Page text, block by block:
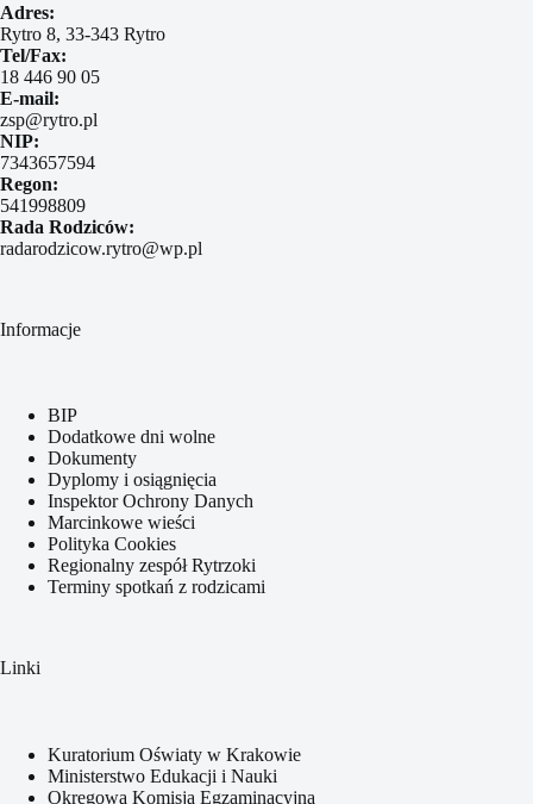
Adres:
Rytro 8, 33-343 Rytro
Tel/Fax:
18 446 90 05
E-mail:
zsp@rytro.pl
NIP:
7343657594
Regon:
541998809
Rada Rodziców:
radarodzicow.rytro@wp.pl
Informacje
BIP
Dodatkowe dni wolne
Dokumenty
Dyplomy i osiągnięcia
Inspektor Ochrony Danych
Marcinkowe wieści
Polityka Cookies
Regionalny zespół Rytrzoki
Terminy spotkań z rodzicami
Linki
Kuratorium Oświaty w Krakowie
Ministerstwo Edukacji i Nauki
Okręgowa Komisja Egzaminacyjna